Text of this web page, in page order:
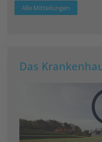
Alle Mitteilungen
Das